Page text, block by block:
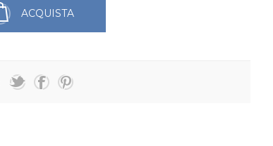
ACQUISTA